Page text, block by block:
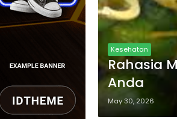
Kesehatan
Rahasia
Anda
May 30, 2026